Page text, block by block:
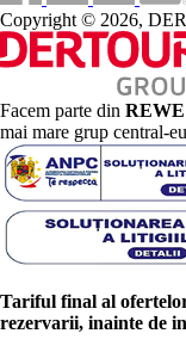
Copyright © 2026,
Facem parte din
mai mare grup central-
Tariful final al ofertelor
rezervarii, inainte de